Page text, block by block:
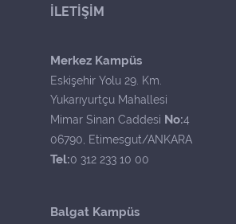
İLETİŞİM
Merkez Kampüs
Eskişehir Yolu 29. Km.
Yukarıyurtçu Mahallesi
Mimar Sinan Caddesi No:4
06790, Etimesgut/ANKARA
Tel:0 312 233 10 00
Balgat Kampüs